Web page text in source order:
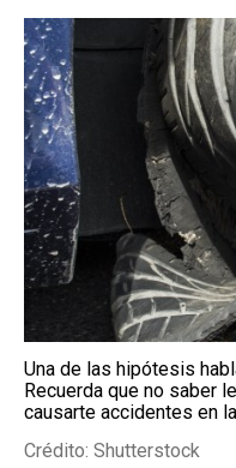
Una de las hipótesis
Recuerda que no saber
causarte accidentes en
Crédito: Shutterstock